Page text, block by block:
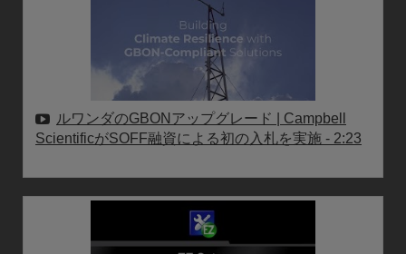
ルワンダのGBONアップグレード | Campbell
ScientificがSOFF融資による初の入札を実施 - 2:23